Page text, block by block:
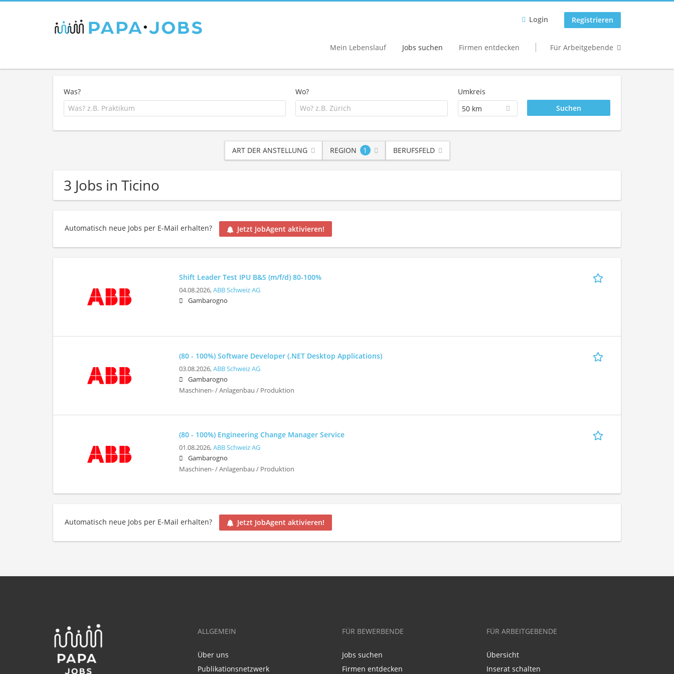
Login Registrieren
Mein Lebenslauf Jobs suchen Firmen entdecken Für Arbeitgebende
Was? Wo?
Umkreis
50 km
ART DER ANSTELLUNG REGION 1 BERUFSFELD
3 Jobs in Ticino
Automatisch neue Jobs per E-Mail erhalten? Jetzt JobAgent aktivieren!
Shift Leader Test IPU B&S (m/f/d) 80-100%
04.08.2026,ABB Schweiz AG
Gambarogno
(80 - 100%) Software Developer (.NET Desktop Applications)
03.08.2026,ABB Schweiz AG
Gambarogno
Maschinen- / Anlagenbau / Produktion
(80 - 100%) Engineering Change Manager Service
01.08.2026,ABB Schweiz AG
Gambarogno
Maschinen- / Anlagenbau / Produktion
Automatisch neue Jobs per E-Mail erhalten? Jetzt JobAgent aktivieren!
ALLGEMEIN
Über uns
Publikationsnetzwerk
FÜR BEWERBENDE
Jobs suchen
Firmen entdecken
FÜR ARBEITGEBENDE
Übersicht
Inserat schalten